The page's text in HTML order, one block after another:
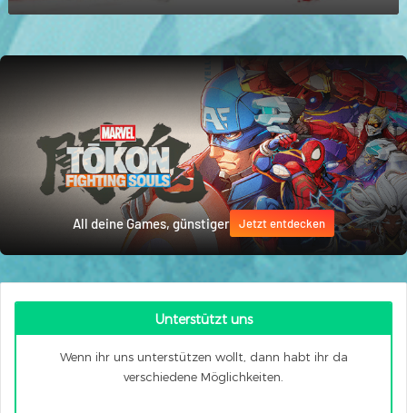
All deine Games, günstiger Jetzt entdecken
Unterstützt uns
Wenn ihr uns unterstützen wollt, dann habt ihr da
verschiedene Möglichkeiten.